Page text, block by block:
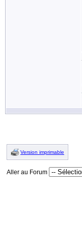
Version imprimable
Aller au Forum